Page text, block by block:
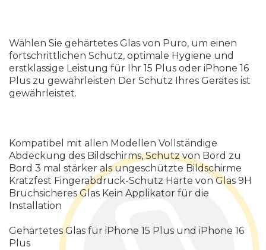
Wählen Sie gehärtetes Glas von Puro, um einen
fortschrittlichen Schutz, optimale Hygiene und
erstklassige Leistung für Ihr 15 Plus oder iPhone 16
Plus zu gewährleisten Der Schutz Ihres Gerätes ist
gewährleistet.
Kompatibel mit allen Modellen Vollständige
Abdeckung des Bildschirms, Schutz von Bord zu
Bord 3 mal stärker als ungeschützte Bildschirme
Kratzfest Fingerabdruck-Schutz Härte von Glas 9H
Bruchsicheres Glas Kein Applikator für die
Installation
Gehärtetes Glas für iPhone 15 Plus und iPhone 16
Plus